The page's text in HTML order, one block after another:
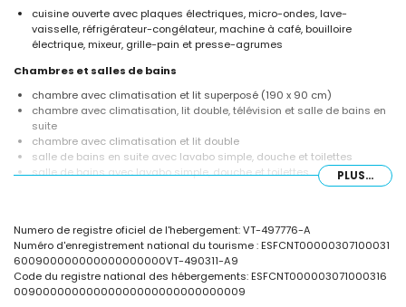
cuisine ouverte avec plaques électriques, micro-ondes, lave-
vaisselle, réfrigérateur-congélateur, machine à café, bouilloire
électrique, mixeur, grille-pain et presse-agrumes
Chambres et salles de bains
chambre avec climatisation et lit superposé (190 x 90 cm)
chambre avec climatisation, lit double, télévision et salle de bains en
suite
chambre avec climatisation et lit double
salle de bains en suite avec lavabo simple, douche et toilettes
salle de bains avec lavabo simple, douche et toilettes
piscine privée mesurant 10m x 6m et 2,3m de profondeur
jardin arboré et mobilier de jardin avec transats
terrasse couverte
cuisine extérieure
douche extérieure
PLUS...
Numero de registre oficiel de l'hebergement: VT-497776-A
Numéro d'enregistrement national du tourisme : ESFCNT00000307100031
600900000000000000000VT-490311-A9
Code du registre national des hébergements: ESFCNT000003071000316
00900000000000000000000000000009